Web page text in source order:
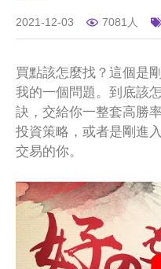
2021-12-03 7081人
買點該怎麼找？這個是
我的一個問題。到底該
訣，交給你一整套高勝
投資策略，或者是剛進
交易的你。